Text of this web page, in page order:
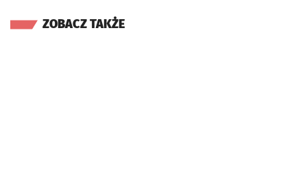
ZOBACZ TAKŻE